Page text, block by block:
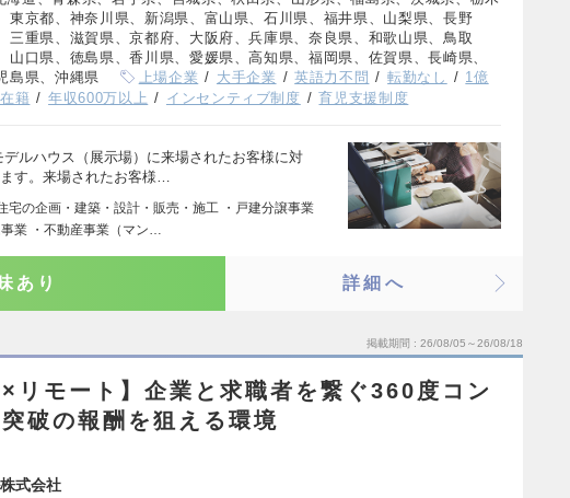
東京都、神奈川県、新潟県、富山県、石川県、福井県、山梨県、長野
三重県、滋賀県、京都府、大阪府、兵庫県、奈良県、和歌山県、鳥取
山口県、徳島県、香川県、愛媛県、高知県、福岡県、佐賀県、長崎県、
島県、沖縄県
上場企業 大手企業 英語力不問 転勤なし
1億
籍 年収600万以上 インセンティブ制度 育児支援制度
デルハウス（展示場）に来場されたお客様に対
す。来場されたお客様…
宅の企画・建築・設計・販売・施工 ・戸建分譲事業
業 ・不動産事業（マン…
あり 詳細へ
掲載期間 26/08/05～26/08/18
×リモート】企業と求職者を繋ぐ360度コン
破の報酬を狙える環境
式会社